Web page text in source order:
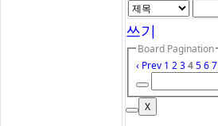
쓰기
Board Pagination
‹ Prev 1 234567
X